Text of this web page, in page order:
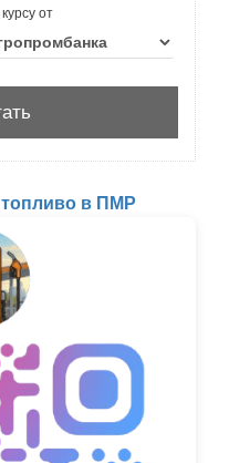
от
топливо в ПМР